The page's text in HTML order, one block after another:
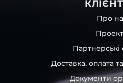
Про
Партнерські
Доставка, оплата
Документи